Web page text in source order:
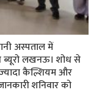
अस्‍पताल में
ब्‍यूरो लखनऊ। शोध से
कैल्शियम और
शनिवार को